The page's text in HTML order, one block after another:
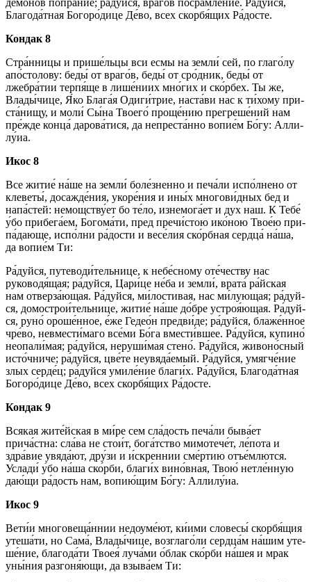
де́монов попра́ние; ра́­дуй­ся, вра­го́в посрамле́ние. Ра́­дуй­ся,
Бла­го­да́т­ная Бо­го­ро́­ди­це Де́­во, всех скор­бя́­щих Ра́­дос­те.
Кондак 8
Стра́нницы и прише́льцы вси ес­мы на зем­ли́ сей, по глаго́лу
апо́столову: бе­ды́ от вра­го́в, бе­ды́ от сро́дник, бе­ды́ от
лжебра́тии тер­пя́­ще в лише́ниих мно́гих и ско́р­бех. Ты же,
Вла­ды́­чи­це, Я́ко Бла­га́я Одиги́трие, наста́ви нас к ти́­хо­му при­
ста́­ни­щу, и мо­ли́ Сы́­на Тво­его́ проще́нию пре­гре­ше́­ний нам
пре́ж­де кон­ца́ дарова́тися, да непреста́нно во­пи­е́м Бо́­гу: Алли­
лу́иа.
Икос 8
Все жи­тие́ на́­ше на зем­ли́ боле́зненно и пе­ча́­ли испо́лнено от
клеветы́, досажде́ния, укоре́ния и ины́х многови́дных бед и
на­па́с­тей: немощству́ет бо те́­ло, изнемога́ет и дух наш. К Те­бе́
у́бо при­бе­га́­ем, Бо­го­ма́­ти, пред пре­чи́с­тою ико́­ною Твое́ю при­
па́­даю­ще, ис­по́л­ни ра́­дос­ти и ве­се́­лия ско́рбная серд­ца́ на́­ша,
да во­пи­е́м Ти:
Ра́­дуй­ся, путеводи́тельнице, к небе́сному оте́честву нас
руководя́щая; ра́­дуй­ся, Ца­ри́­це не́­ба и зем­ли́, врата́ ра́йс­кая
нам отверза́ющая. Ра́­дуй­ся, ми́лостивая, нас ми́лующая; ра́­дуй­
ся, домострои́тельнице, жи­тие́ на́­ше до́б­ре устроя́ющая. Ра́­дуй­
ся, руно́ ороше́нное, е́же Гедео́н предви́де; ра́­дуй­ся, блаже́нное
чре́во, не­вме­сти́­ма­го все́­ми Бо́­га вмести́вшее. Ра́­дуй­ся, купино́
неопали́мая; ра́­дуй­ся, неруши́мая сте­но́. Ра́­дуй­ся, жи­во­но́с­ный
ис­то́ч­ни­че; ра́­дуй­ся, цве́­те не­увя­да́­емый. Ра́­дуй­ся, умягче́ние
злых сер­де́ц; ра́­дуй­ся умиле́ние бла­ги́х. Ра́­дуй­ся, Бла­го­да́т­ная
Бо­го­ро́­ди­це Де́­во, всех скор­бя́­щих Ра́­дос­те.
Кондак 9
Вся­кая жите́йская в ми́­ре сем сла́­дость пе­ча́­ли бы­ва́­ет
прича́стна: сла́­ва не стои́т, бо­га́т­ство мимотече́т, ле́пота и
здра́­вие увяда́ют, дру́зи и и́скреннии сме́р­тию отъе́млются.
Услади́ у́бо на́­ша ско́р­би, бла­ги́х вино́вная, Твою́ нетле́нную
даю́щи ра́­дость нам, во­пию́­щим Бо́­гу: Алли­лу́иа.
Икос 9
Ве­ти́и мно­го­ве­ща́н­нии не­до­уме́­ют, ки́ими сло­ве­сы́ скорбя́щия
утеша́ти, но Сама́, Вла­ды́­чи­це, возглаго́ли сердца́м на́­шим уте­
ше́­ние, бла­го­да́­ти Твоея́ лу­ча́­ми о́блак ско́р­би на́шея и мрак
уны́ния разгоня́ющи, да взы­ва́­ем Ти: